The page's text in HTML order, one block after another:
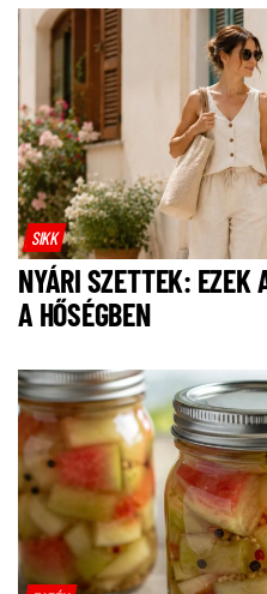
SIKK
NYÁRI SZETTEK: EZEK
A HŐSÉGBEN